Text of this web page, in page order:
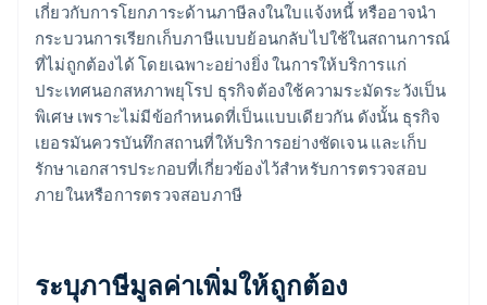
เกี่ยวกับการโยกภาระด้านภาษีลงในใบแจ้งหนี้ หรืออาจนำ
กระบวนการเรียกเก็บภาษีแบบย้อนกลับไปใช้ในสถานการณ์
ที่ไม่ถูกต้องได้ โดยเฉพาะอย่างยิ่ง ในการให้บริการแก่
ประเทศนอกสหภาพยุโรป ธุรกิจต้องใช้ความระมัดระวังเป็น
พิเศษ เพราะไม่มีข้อกำหนดที่เป็นแบบเดียวกัน ดังนั้น ธุรกิจ
เยอรมันควรบันทึกสถานที่ให้บริการอย่างชัดเจน และเก็บ
รักษาเอกสารประกอบที่เกี่ยวข้องไว้สำหรับการตรวจสอบ
ภายในหรือการตรวจสอบภาษี
ระบุภาษีมูลค่าเพิ่มให้ถูกต้อง